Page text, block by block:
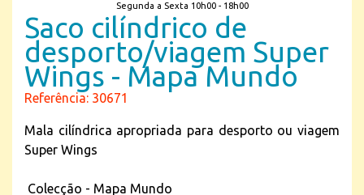
Segunda a Sexta 10h00 - 18h00
Saco cilíndrico de
desporto/viagem Super
Wings - Mapa Mundo
Referência: 30671
Mala cilíndrica apropriada para desporto ou viagem
Super Wings
Colecção - Mapa Mundo